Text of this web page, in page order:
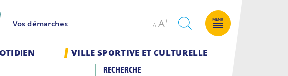
Vos démarches A
Decrease
font
AIncrease
size.
MENU
VILLE SPORTIVE ET CULTURELLE
RECHERCHE